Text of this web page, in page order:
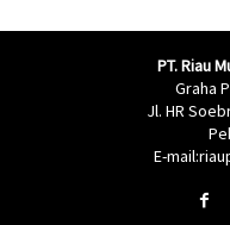
PT. Riau
Graha
Jl. HR
E-